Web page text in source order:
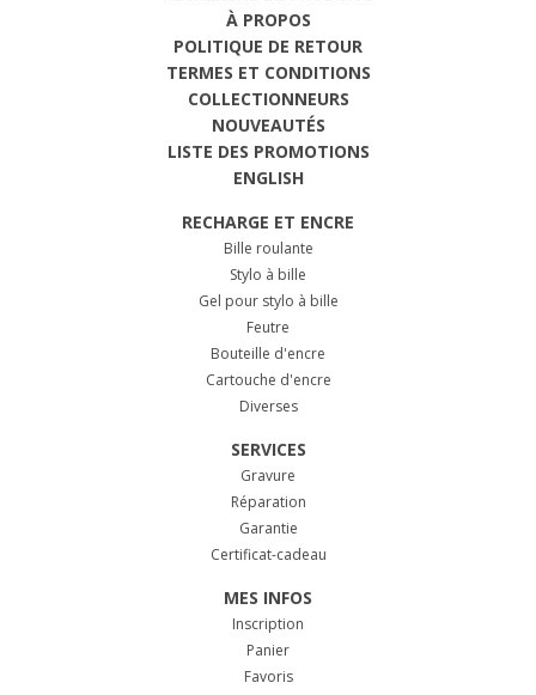
À PROPOS
POLITIQUE DE RETOUR
TERMES ET CONDITIONS
COLLECTIONNEURS
NOUVEAUTÉS
LISTE DES PROMOTIONS
ENGLISH
RECHARGE ET ENCRE
Bille roulante
Stylo à bille
Gel pour stylo à bille
Feutre
Bouteille d'encre
Cartouche d'encre
Diverses
SERVICES
Gravure
Réparation
Garantie
Certificat-cadeau
MES INFOS
Inscription
Panier
Favoris